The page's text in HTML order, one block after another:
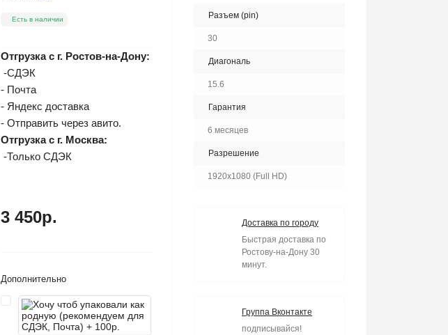
Есть в наличии
Отгрузка с г. Ростов-на-Дону:
-СДЭК
- Почта
- Яндекс доставка
- Отправить через авито.
Отгрузка с г. Москва:
-Только СДЭК
3 450р.
Дополнительно
Разъем (pin)
30
Диагональ
15.6
Гарантия
6 месяцев
Разрешение
1920x1080 (Full HD)
Доставка по городу
Быстрая доставка по
Ростову-на-Дону 30
минут.
Группа Вконтакте
подписывайся!